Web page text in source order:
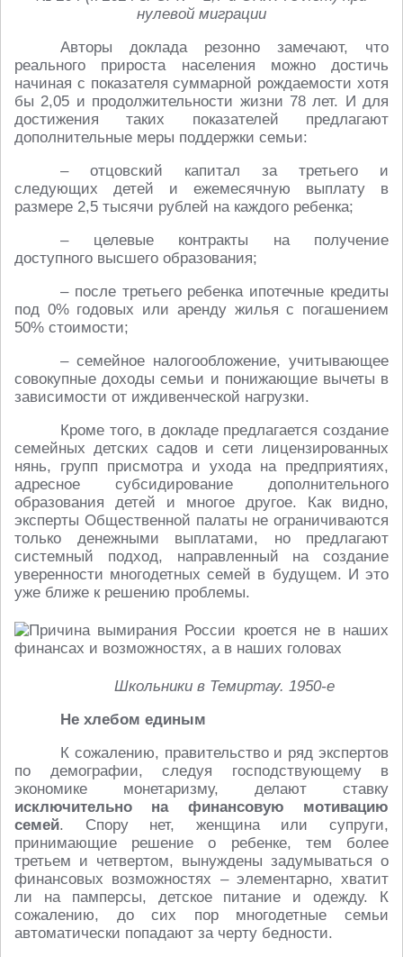
нулевой миграции
Авторы доклада резонно замечают, что
реального прироста населения можно достичь
начиная с показателя суммарной рождаемости хотя
бы 2,05 и продолжительности жизни 78 лет. И для
достижения таких показателей предлагают
дополнительные меры поддержки семьи:
– отцовский капитал за третьего и
следующих детей и ежемесячную выплату в
размере 2,5 тысячи рублей на каждого ребенка;
– целевые контракты на получение
доступного высшего образования;
– после третьего ребенка ипотечные кредиты
под 0% годовых или аренду жилья с погашением
50% стоимости;
– семейное налогообложение, учитывающее
совокупные доходы семьи и понижающие вычеты в
зависимости от иждивенческой нагрузки.
Кроме того, в докладе предлагается создание
семейных детских садов и сети лицензированных
нянь, групп присмотра и ухода на предприятиях,
адресное субсидирование дополнительного
образования детей и многое другое. Как видно,
эксперты Общественной палаты не ограничиваются
только денежными выплатами, но предлагают
системный подход, направленный на создание
уверенности многодетных семей в будущем. И это
уже ближе к решению проблемы.
Школьники в Темиртау. 1950-е
Не хлебом единым
К сожалению, правительство и ряд экспертов
по демографии, следуя господствующему в
экономике монетаризму, делают ставку
исключительно на финансовую мотивацию
семей. Спору нет, женщина или супруги,
принимающие решение о ребенке, тем более
третьем и четвертом, вынуждены задумываться о
финансовых возможностях – элементарно, хватит
ли на памперсы, детское питание и одежду. К
сожалению, до сих пор многодетные семьи
автоматически попадают за черту бедности.